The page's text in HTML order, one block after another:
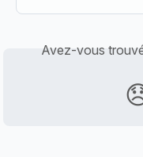
Avez-vous